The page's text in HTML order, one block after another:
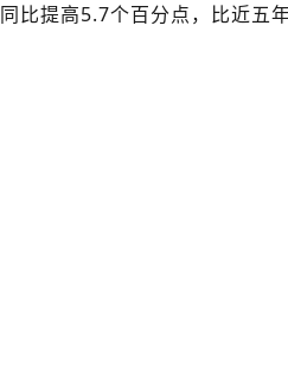
同比提高5.7个百分点，比近五